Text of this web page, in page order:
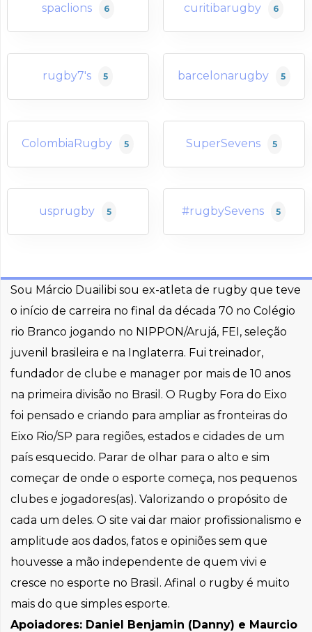
spaclions 6 curitibarugby 6
rugby7's 5 barcelonarugby 5
ColombiaRugby 5 SuperSevens 5
usprugby 5 #rugbySevens 5
Sou Márcio Duailibi sou ex-atleta de rugby que teve
o início de carreira no final da década 70 no Colégio
rio Branco jogando no NIPPON/Arujá, FEI, seleção
juvenil brasileira e na Inglaterra. Fui treinador,
fundador de clube e manager por mais de 10 anos
na primeira divisão no Brasil. O Rugby Fora do Eixo
foi pensado e criando para ampliar as fronteiras do
Eixo Rio/SP para regiões, estados e cidades de um
país esquecido. Parar de olhar para o alto e sim
começar de onde o esporte começa, nos pequenos
clubes e jogadores(as). Valorizando o propósito de
cada um deles. O site vai dar maior profissionalismo e
amplitude aos dados, fatos e opiniões sem que
houvesse a mão independente de quem vivi e
cresce no esporte no Brasil. Afinal o rugby é muito
mais do que simples esporte.
Apoiadores: Daniel Benjamin (Danny) e Maurcio